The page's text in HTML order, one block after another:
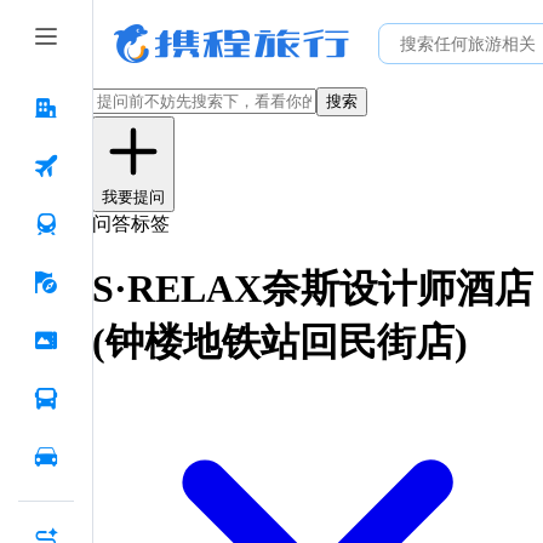
搜索
我要提问
问答标签
S·RELAX奈斯设计师酒店
(钟楼地铁站回民街店)